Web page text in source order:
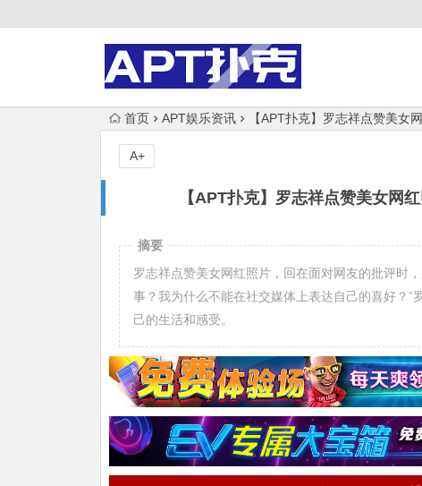
首页 APT娱乐资讯 【APT扑克】罗志祥点赞美女
【APT扑克】罗志祥点赞美女网
A+
摘要
罗志祥点赞美女网红照片，回在面对网友的批评时
事？我为什么不能在社交媒体上表达自己的喜好？
己的生活和感受。